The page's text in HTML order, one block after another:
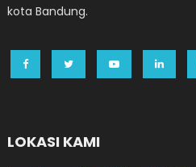
kota Bandung.
LOKASI KAMI